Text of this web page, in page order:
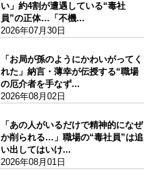
い」約4割が遭遇している“毒社
員”の正体…「不機...
2026年07月30日
「お局が孫のようにかわいがってく
れた」納言・薄幸が伝授する“職場
の厄介者を手なず...
2026年08月02日
「あの人がいるだけで精神的になぜ
か削られる…」職場の“毒社員”は追
い出してはいけ...
2026年08月01日